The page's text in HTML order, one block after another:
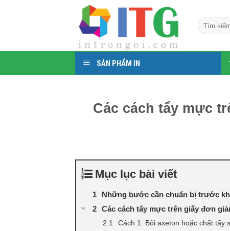
Tìm
kiếm:
SẢN PHẨM IN
Các cách tẩy mực
Mục lục bài viết
Những bước cần chuẩn bị trước
Các cách tẩy mực trên giấy đơn
Cách 1: Bôi axeton hoặc chất tẩy